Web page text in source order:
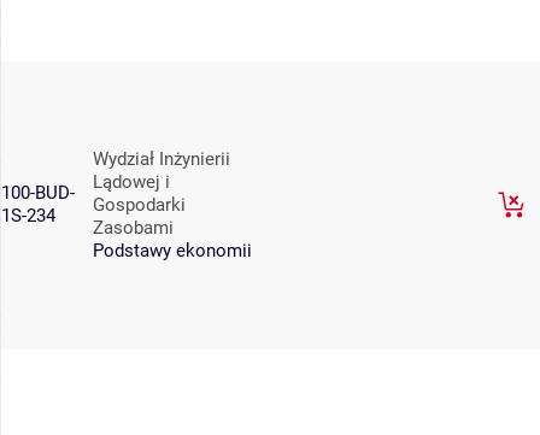
100-BUD-
1S-234
Wydział Inżynierii
Lądowej i
Gospodarki
Zasobami
Podstawy ekonomii